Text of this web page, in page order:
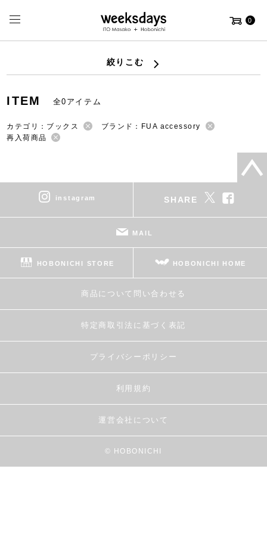
0
絞りこむ
ITEM 全0アイテム
カテゴリ：ブックス
ブランド：FUA accessory
再入荷商品
instagram SHARE
MAIL
HOBONICHI STORE HOBONICHI HOME
商品について問い合わせる
特定商取引法に基づく表記
プライバシーポリシー
利用規約
運営会社について
© HOBONICHI